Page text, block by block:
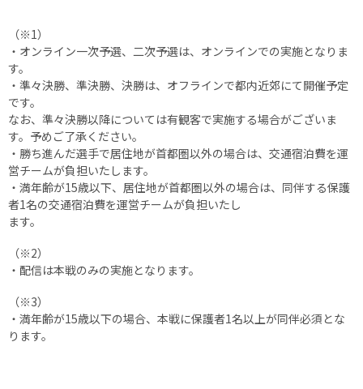
（※1）
・オンライン一次予選、二次予選は、オンラインでの実施となりま
す。
・準々決勝、準決勝、決勝は、オフラインで都内近郊にて開催予定
です。
なお、準々決勝以降については有観客で実施する場合がございま
す。予めご了承ください。
・勝ち進んだ選手で居住地が首都圏以外の場合は、交通宿泊費を運
営チームが負担いたします。
・満年齢が15歳以下、居住地が首都圏以外の場合は、同伴する保護
者1名の交通宿泊費を運営チームが負担いたし
ます。
（※2）
・配信は本戦のみの実施となります。
（※3）
・満年齢が15歳以下の場合、本戦に保護者1名以上が同伴必須とな
ります。